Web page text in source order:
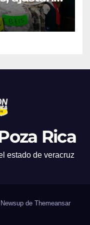
Rica
estado de veracruz
de Themeansar